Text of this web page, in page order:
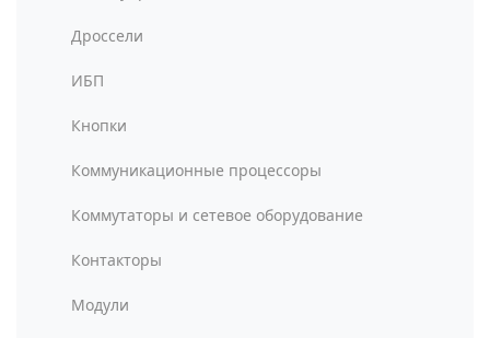
Дроссели
ИБП
Кнопки
Коммуникационные процессоры
Коммутаторы и сетевое оборудование
Контакторы
Модули